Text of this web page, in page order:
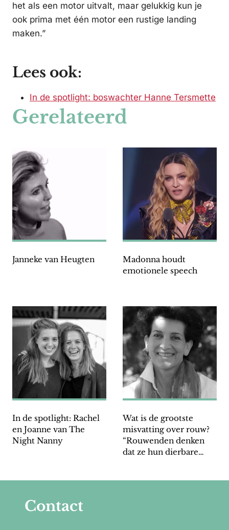
het als een motor uitvalt, maar gelukkig kun je
ook prima met één motor een rustige landing
maken.”
Lees ook:
In de spotlight: boswachter Hanne Tersmette
Gerelateerd
Janneke van Heugten
Madonna houdt
emotionele speech
In de spotlight: Rachel
en Joanne van The
Night Nanny
Wat is de grootste
misvatting over rouw?
“Rouwenden denken
dat ze hun dierbare
Contact